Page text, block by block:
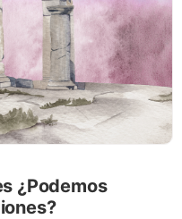
¿Podemos